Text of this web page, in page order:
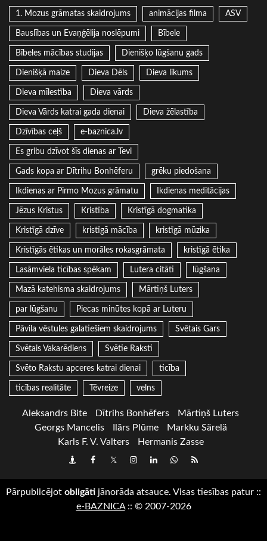
1. Mozus grāmatas skaidrojums animācijas filma ASV
Bauslības un Evaņģēlija noslēpumi Bībele
Bībeles mācības studijas Dienišķo lūgšanu gads
Dienišķā maize Dieva Dēls Dieva likums
Dieva mīlestība Dieva vārds
Dieva Vārds katrai gada dienai Dieva žēlastība
Dzīvības ceļš e-baznica.lv
Es gribu dzīvot šīs dienas ar Tevi
Gads kopa ar Dītrihu Bonhēferu grēku piedošana
Ikdienas ar Pirmo Mozus grāmatu Ikdienas meditācijas
Jēzus Kristus Kristība Kristīgā dogmatika
Kristīgā dzīve kristīgā mācība kristīgā mūzika
Kristīgās ētikas un morāles rokasgrāmata kristīgā ētika
Lasāmviela ticības spēkam Lutera citāti lūgšana
Mazā katehisma skaidrojums Mārtiņš Luters
par lūgšanu Piecas minūtes kopā ar Luteru
Pāvila vēstules galatiešiem skaidrojums Svētais Gars
Svētais Vakarēdiens Svētie Raksti
Svēto Rakstu apceres katrai dienai ticība
ticības realitāte Tēvreize velns
Aleksandrs Bite Dītrihs Bonhēfers
Mārtiņš Luters
Georgs Mancelis
Ilārs Plūme
Markku Särelä
Karls F. V. Valters
Hermanis Zasse
DraugiemFacebook
TwitterInstagram
LinkedInwhatsapp
RSS
Pārpublicējot obligāti jānorāda atsauce. Visas tiesības patur ::
e-BAZNICA:: © 2007-2026